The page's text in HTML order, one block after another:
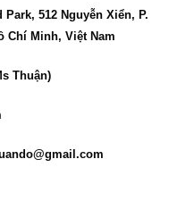
512 Nguyễn Xiển, P.
Chí Minh, Việt Nam
Thuận)